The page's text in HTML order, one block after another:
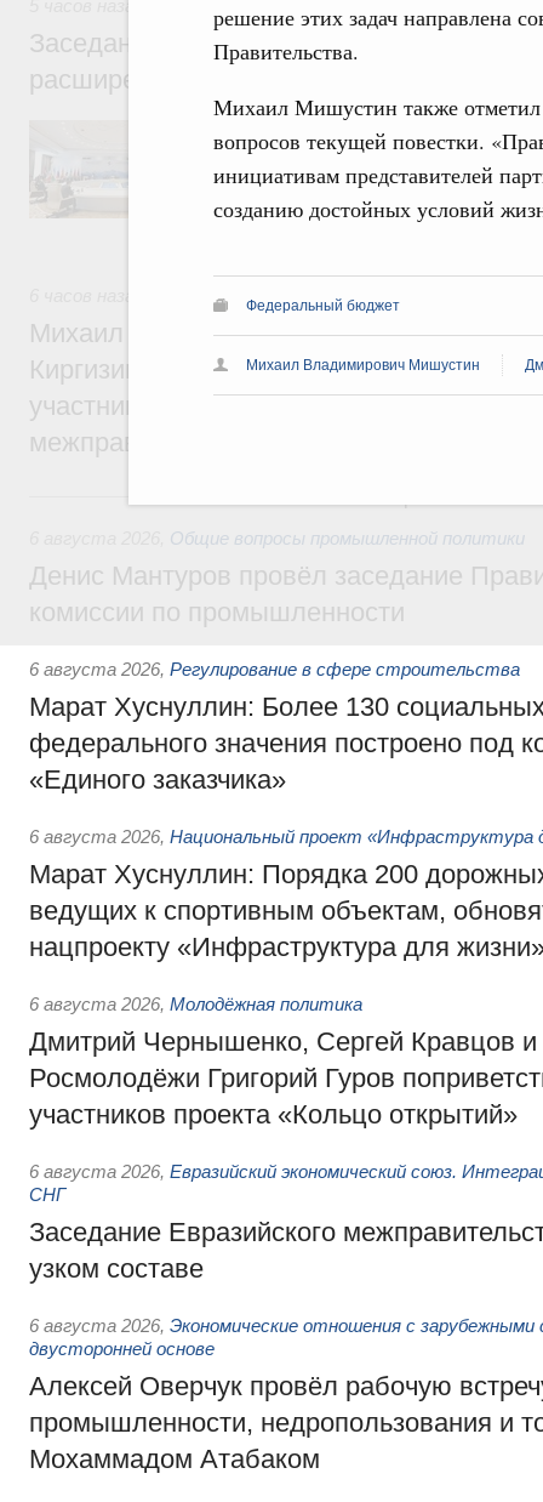
решение этих задач направлена
Правительства.
Михаил Мишустин также
вопросов текущей повестки.
инициативам представителей
созданию достойных условий
Федеральный бюджет
Михаил Владимирович Мишустин
Заседание Евразийского
расширенном составе
числе совершенствование кооперации в
регулирования и администрирования,
обеспечение продовольственной
железнодорожных перевозок,
Евразийский экономический союз.
Михаил Мишустин принял участие во
Киргизии Садыра Жапарова с главами
участников заседания Евразийского
межправительственного совета
Общие вопросы промышленной политики
Денис Мантуров провёл заседание
комиссии по промышленности
6 августа 2026, Регулирование в сфере строительства
Марат Хуснуллин: Более 130
федерального значения построено под
«Единого заказчика»
6 августа 2026, Национальный проект «Инфраструктура
Марат Хуснуллин: Порядка 200
ведущих к спортивным объектам,
нацпроекту «Инфраструктура для
6 августа 2026, Молодёжная политика
Дмитрий Чернышенко, Сергей Кравцов и
Росмолодёжи Григорий Гуров
участников проекта «Кольцо открытий»
6 августа 2026, Евразийский экономический союз.
СНГ
Заседание Евразийского
узком составе
6 августа 2026, Экономические отношения с
двусторонней основе
Алексей Оверчук провёл рабочую
промышленности, недропользования и
Мохаммадом Атабаком